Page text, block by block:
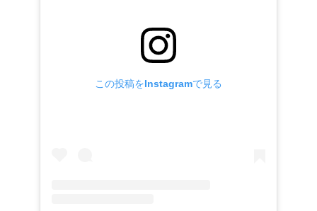
この投稿をInstagramで見る